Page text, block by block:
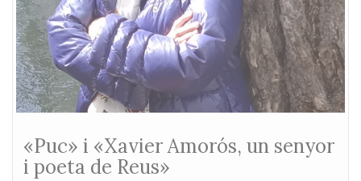
«Puc» i «Xavier Amorós, un senyor
i poeta de Reus»